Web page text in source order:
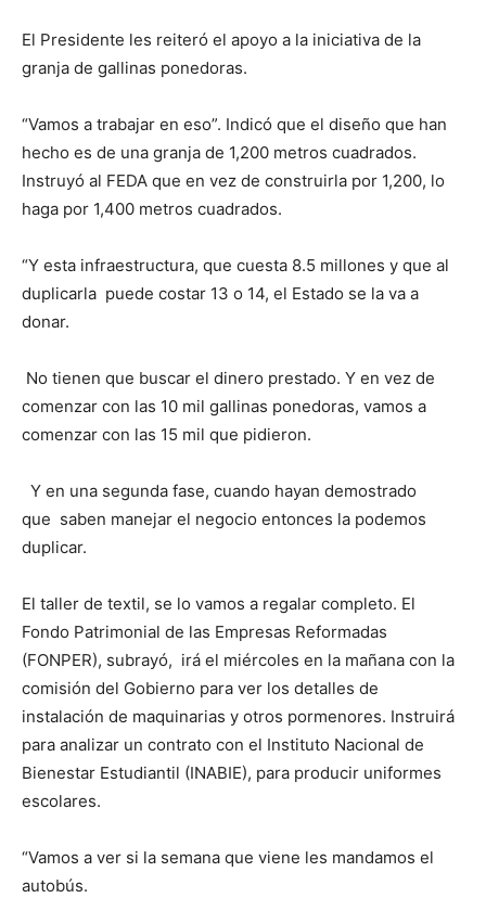
El Presidente les reiteró el apoyo a la iniciativa de la
granja de gallinas ponedoras.
“Vamos a trabajar en eso”. Indicó que el diseño que han
hecho es de una granja de 1,200 metros cuadrados.
Instruyó al FEDA que en vez de construirla por 1,200, lo
haga por 1,400 metros cuadrados.
“Y esta infraestructura, que cuesta 8.5 millones y que al
duplicarla puede costar 13 o 14, el Estado se la va a
donar.
No tienen que buscar el dinero prestado. Y en vez de
comenzar con las 10 mil gallinas ponedoras, vamos a
comenzar con las 15 mil que pidieron.
Y en una segunda fase, cuando hayan demostrado
que saben manejar el negocio entonces la podemos
duplicar.
El taller de textil, se lo vamos a regalar completo. El
Fondo Patrimonial de las Empresas Reformadas
(FONPER), subrayó, irá el miércoles en la mañana con la
comisión del Gobierno para ver los detalles de
instalación de maquinarias y otros pormenores. Instruirá
para analizar un contrato con el Instituto Nacional de
Bienestar Estudiantil (INABIE), para producir uniformes
escolares.
“Vamos a ver si la semana que viene les mandamos el
autobús.